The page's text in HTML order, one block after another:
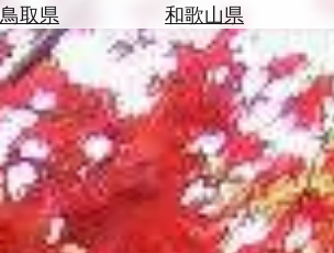
鳥取県
和歌山県
を
探
す
為
替
を
調
べ
る
天
気
を
見
る